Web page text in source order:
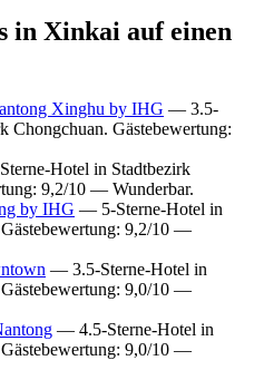
in Xinkai auf einen
Xinghu by IHG — 3.5-
Chongchuan. Gästebewertung:
Hotel in Stadtbezirk
9,2/10 — Wunderbar.
by IHG — 5-Sterne-Hotel in
9,2/10 —
— 3.5-Sterne-Hotel in
9,0/10 —
— 4.5-Sterne-Hotel in
9,0/10 —